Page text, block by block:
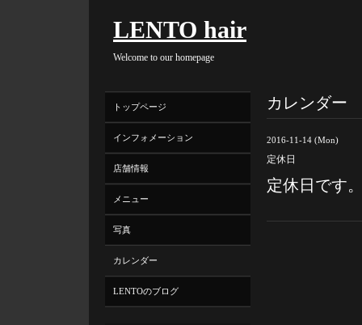
LENTO hair
Welcome to our homepage
カレンダー
2016-11-14 (Mon)
定休日
定休日です
トップページ
インフォメーション
店舗情報
メニュー
写真
カレンダー
LENTOのブログ